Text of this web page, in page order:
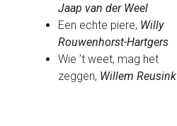
Jaap van der Weel
Een echte piere, Willy
Rouwenhorst-Hartgers
Wie ’t weet, mag het
zeggen, Willem Reusink